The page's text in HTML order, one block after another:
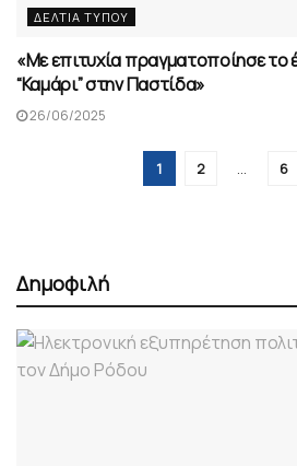
ΔΕΛΤΊΑ ΤΎΠΟΥ
«Με επιτυχία πραγματοποίησε το
“Καμάρι” στην Παστίδα»
26/06/2025
1 2 … 6
Δημοφιλή